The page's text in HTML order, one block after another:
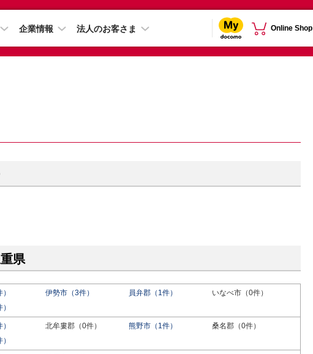
企業情報 法人のお客さま Online Shop
県
伊勢市（3件） 員弁郡（1件）
いなべ市（0件）
北牟婁郡（0件） 熊野市（1件）
桑名郡（0件）